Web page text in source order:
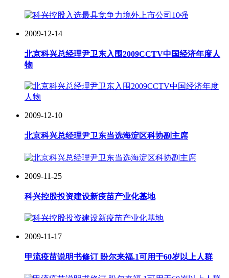
2009-12-14
北京科兴总经理尹卫东入围2009CCTV中国经济年度人
物
2009-12-10
北京科兴总经理尹卫东当选海淀区科协副主席
2009-11-25
科兴控股投资建设新疫苗产业化基地
2009-11-17
甲流疫苗说明书修订 盼尔来福.1可用于60岁以上人群